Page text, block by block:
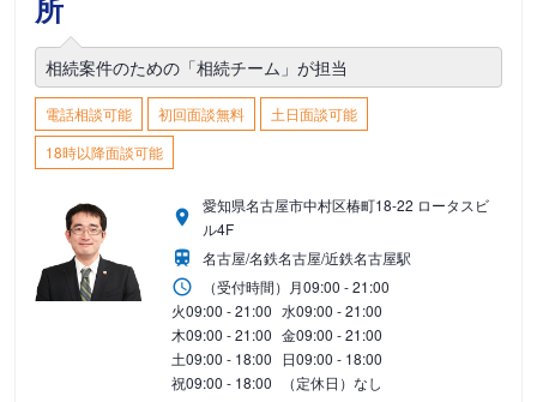
所
相続案件のための「相続チーム」が担当
電話相談可能 初回面談無料
土日面談可能
18時以降面談可能
愛知県名古屋市中村区椿町18-22 ロータスビ
ル4F
名古屋/名鉄名古屋/近鉄名古屋駅
（受付時間） 月09:00 - 21:00
火09:00 - 21:00 水09:00 - 21:00
木09:00 - 21:00 金09:00 - 21:00
土09:00 - 18:00 日09:00 - 18:00
祝09:00 - 18:00 （定休日）なし